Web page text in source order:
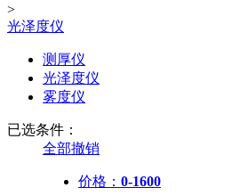
>
光泽度仪
测厚仪
光泽度仪
雾度仪
已选条件：
全部撤销
价格： 0-1600